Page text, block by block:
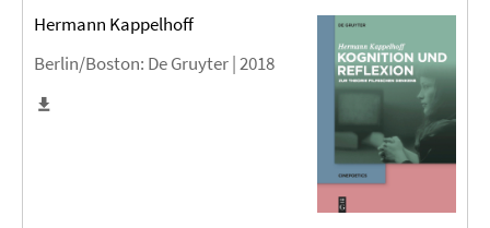
Hermann Kappelhoff
Berlin/Boston: De Gruyter |2018